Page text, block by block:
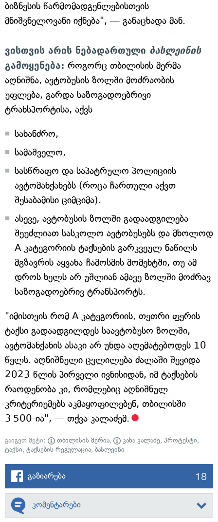
ბიზნესის წარმომადგენლებისთვის
მნიშვნელოვანი იქნება", — განაცხადა მან.
ვისთვის არის ნებადართული ბასლეინის
გამოყენება: როგორც თბილისის მერმა
აღნიშნა, ავტობუსის ზოლში მოძრაობის
უფლება, გარდა საზოგადოებრივი
ტრანსპორტისა, აქვს
სახანძრო,
სამაშველო,
სასწრაფო და საპატრულო პოლიციის
ავტომანქანებს (როცა ჩართული აქვთ
შესაბამისი ციმციმა).
ასევე, ავტობუსის ზოლში გადაადგილება
შეუძლიათ სასკოლო ავტობუსებს და მხოლოდ
A კატეგორიის ტაქსების გარკვეულ ნაწილს
მგზავრის აყვანა-ჩამოსმის მომენტში, თუ ამ
დროს ხელს არ უშლიან ამავე ზოლში მოძრავ
საზოგადოებრივ ტრანსპორტს.
"იმისთვის რომ A კატეგორიის, თეთრი ფერის
ტაქსი გადაადგილდეს საავტობუსო ზოლში,
ავტომანქანის ასაკი არ უნდა აღემატებოდეს 10
წელს. აღნიშნული ცვლილება ძალაში შევიდა
2023 წლის პირველი ივნისიდან, იმ ტაქსების
რაოდენობა კი, რომლებიც აღნიშნულ
კრიტერიუმებს აკმაყოფილებენ, თბილისში
3 500-ია", — თქვა კალაძემ.
გაიგეთ მეტი: თბილისის მერია, კახა კალაძე, პროტესტი,
ტაქსი, ტაქსების რეგულაცია, ბასლეინი
გაზიარება 18
კომენტარები